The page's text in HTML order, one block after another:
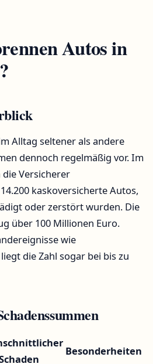
Autos in
Alltag seltener als andere
dennoch regelmäßig vor. Im
Versicherer
kaskoversicherte Autos,
oder zerstört wurden. Die
über 100 Millionen Euro.
wie
die Zahl sogar bei bis zu
Besonderheiten